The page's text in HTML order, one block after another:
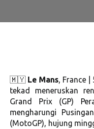
🇲🇾 Le Mans, France |
tekad meneruskan
Grand Prix (GP)
mengharungi
(MotoGP), hujung